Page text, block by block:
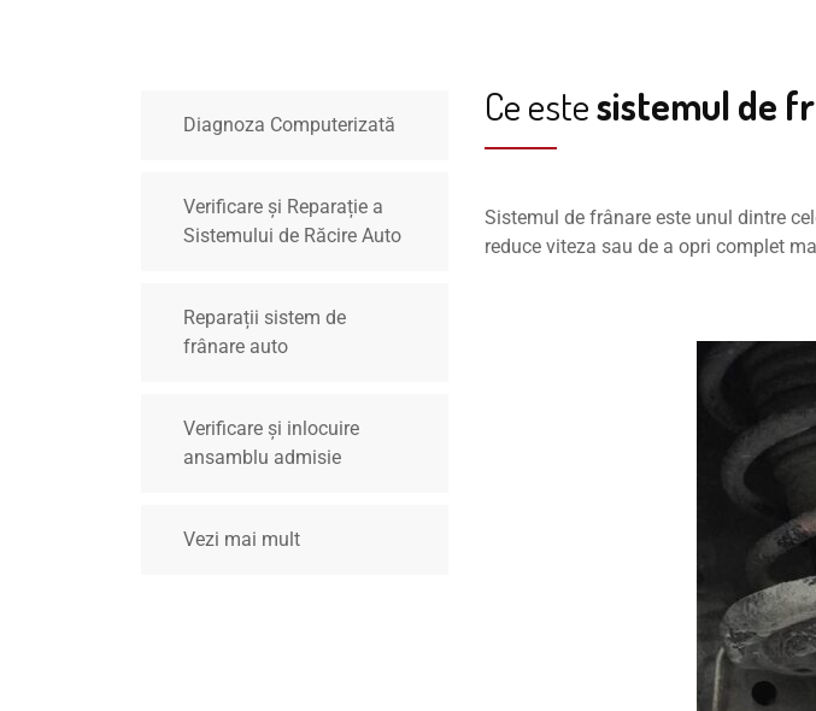
Diagnoza Computerizată
Verificare și Reparație a
Sistemului de Răcire Auto
Reparații sistem de
frânare auto
Verificare și inlocuire
ansamblu admisie
Vezi mai mult
Ce estesistemul de
Sistemul de frânare este unul dintre
reduce viteza sau de a opri complet